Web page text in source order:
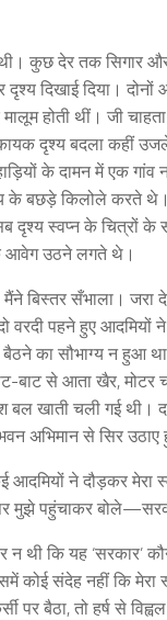
थी। कुछ देर तक
दृश्य दिखाई दिया।
होती थीं। जी
दृश्य बदला कहीं
के दामन में एक गांव
बछड़े किलोले करते थे।
दृश्य स्वप्न के चित्रों के
आवेग उठने लगते थे।
बिस्तर सँभाला। जरा
वरदी पहने हुए
का सौभाग्य न हुआ
बाट से आता खैर,
खाती चली गई थी।
अभिमान से सिर
आदमियों ने दौड़कर मेरा
मुझे पहुंचाकर
कि यह ‘सरकार’
कोई संदेह नहीं कि
पर बैठा, तो हर्ष से